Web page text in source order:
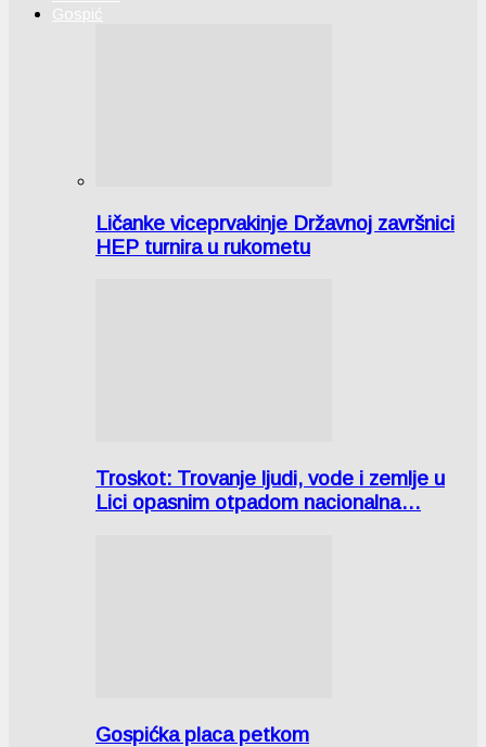
Gospić
Ličanke viceprvakinje Državnoj završnici
HEP turnira u rukometu
Troskot: Trovanje ljudi, vode i zemlje u
Lici opasnim otpadom nacionalna…
Gospićka placa petkom